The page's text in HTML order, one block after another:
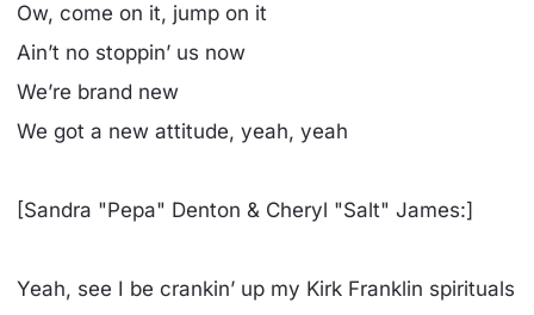
Ow, come on it, jump on it
Ain’t no stoppin’ us now
We’re brand new
We got a new attitude, yeah, yeah
[Sandra "Pepa" Denton & Cheryl "Salt" James:]
Yeah, see I be crankin’ up my Kirk Franklin spirituals